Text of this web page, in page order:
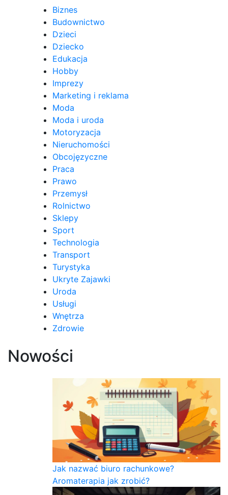
Biznes
Budownictwo
Dzieci
Dziecko
Edukacja
Hobby
Imprezy
Marketing i reklama
Moda
Moda i uroda
Motoryzacja
Nieruchomości
Obcojęzyczne
Praca
Prawo
Przemysł
Rolnictwo
Sklepy
Sport
Technologia
Transport
Turystyka
Ukryte Zajawki
Uroda
Usługi
Wnętrza
Zdrowie
Nowości
Jak nazwać biuro rachunkowe?
Aromaterapia jak zrobić?